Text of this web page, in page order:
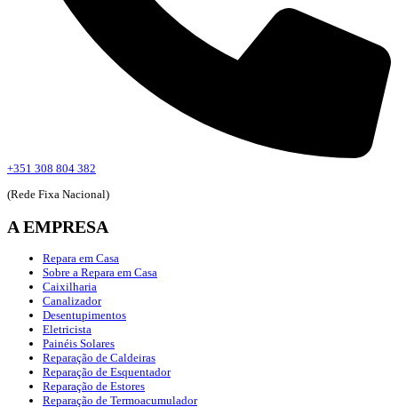
+351 308 804 382
(Rede Fixa Nacional)
A EMPRESA
Repara em Casa
Sobre a Repara em Casa
Caixilharia
Canalizador
Desentupimentos
Eletricista
Painéis Solares
Reparação de Caldeiras
Reparação de Esquentador
Reparação de Estores
Reparação de Termoacumulador